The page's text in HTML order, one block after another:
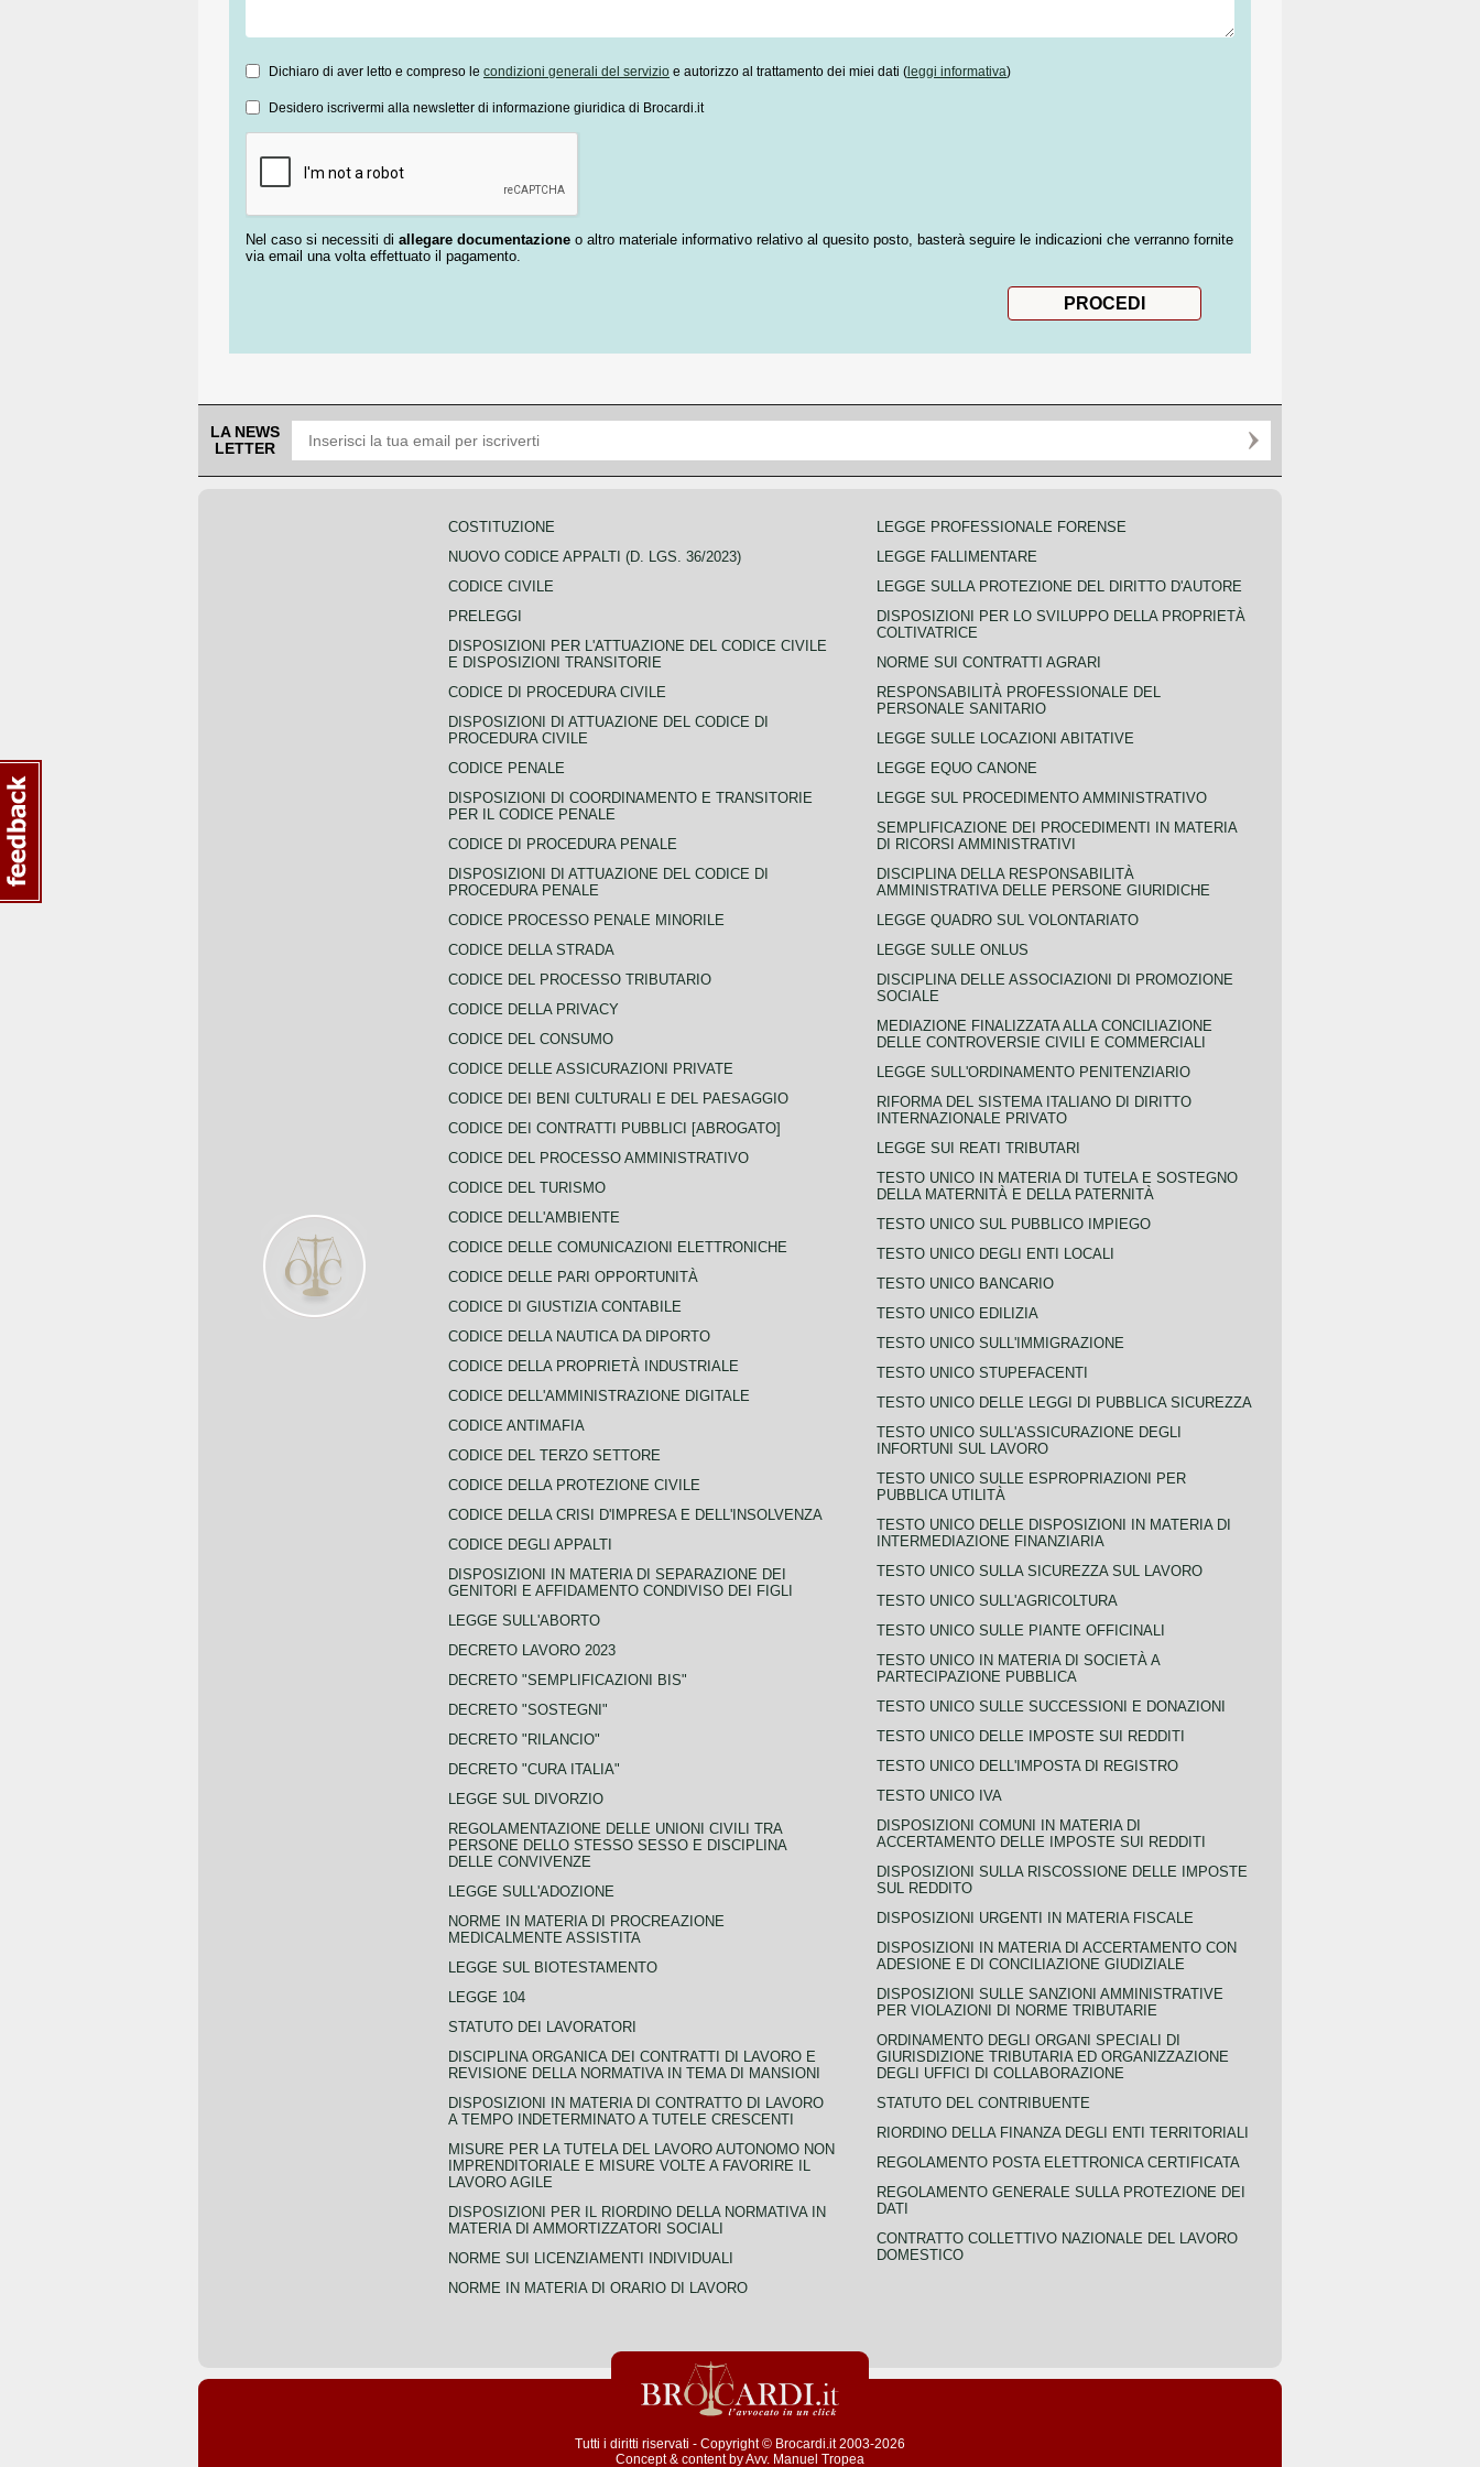
Dichiaro di aver letto e compreso le condizioni generali del servizio e autorizzo al trattamento dei miei dati ( leggi informativa)
Desidero iscrivermi alla newsletter di informazione giuridica di Brocardi.it
Nel caso si necessiti di allegare documentazione o altro materiale informativo relativo al quesito posto, basterà seguire le indicazioni che verranno fornite
via email una volta effettuato il pagamento.
LA NEWS
LETTER
COSTITUZIONE
NUOVO CODICE APPALTI (D. LGS. 36/2023)
CODICE CIVILE
PRELEGGI
DISPOSIZIONI PER L'ATTUAZIONE DEL CODICE CIVILE
E DISPOSIZIONI TRANSITORIE
CODICE DI PROCEDURA CIVILE
DISPOSIZIONI DI ATTUAZIONE DEL CODICE DI
PROCEDURA CIVILE
CODICE PENALE
DISPOSIZIONI DI COORDINAMENTO E TRANSITORIE
PER IL CODICE PENALE
CODICE DI PROCEDURA PENALE
DISPOSIZIONI DI ATTUAZIONE DEL CODICE DI
PROCEDURA PENALE
CODICE PROCESSO PENALE MINORILE
CODICE DELLA STRADA
CODICE DEL PROCESSO TRIBUTARIO
CODICE DELLA PRIVACY
CODICE DEL CONSUMO
CODICE DELLE ASSICURAZIONI PRIVATE
CODICE DEI BENI CULTURALI E DEL PAESAGGIO
CODICE DEI CONTRATTI PUBBLICI [ABROGATO]
CODICE DEL PROCESSO AMMINISTRATIVO
CODICE DEL TURISMO
CODICE DELL'AMBIENTE
CODICE DELLE COMUNICAZIONI ELETTRONICHE
CODICE DELLE PARI OPPORTUNITÀ
CODICE DI GIUSTIZIA CONTABILE
CODICE DELLA NAUTICA DA DIPORTO
CODICE DELLA PROPRIETÀ INDUSTRIALE
CODICE DELL'AMMINISTRAZIONE DIGITALE
CODICE ANTIMAFIA
CODICE DEL TERZO SETTORE
CODICE DELLA PROTEZIONE CIVILE
CODICE DELLA CRISI D'IMPRESA E DELL'INSOLVENZA
CODICE DEGLI APPALTI
DISPOSIZIONI IN MATERIA DI SEPARAZIONE DEI
GENITORI E AFFIDAMENTO CONDIVISO DEI FIGLI
LEGGE SULL'ABORTO
DECRETO LAVORO 2023
DECRETO "SEMPLIFICAZIONI BIS"
DECRETO "SOSTEGNI"
DECRETO "RILANCIO"
DECRETO "CURA ITALIA"
LEGGE SUL DIVORZIO
REGOLAMENTAZIONE DELLE UNIONI CIVILI TRA
PERSONE DELLO STESSO SESSO E DISCIPLINA
DELLE CONVIVENZE
LEGGE SULL'ADOZIONE
NORME IN MATERIA DI PROCREAZIONE
MEDICALMENTE ASSISTITA
LEGGE SUL BIOTESTAMENTO
LEGGE 104
STATUTO DEI LAVORATORI
DISCIPLINA ORGANICA DEI CONTRATTI DI LAVORO E
REVISIONE DELLA NORMATIVA IN TEMA DI MANSIONI
DISPOSIZIONI IN MATERIA DI CONTRATTO DI LAVORO
A TEMPO INDETERMINATO A TUTELE CRESCENTI
MISURE PER LA TUTELA DEL LAVORO AUTONOMO NON
IMPRENDITORIALE E MISURE VOLTE A FAVORIRE IL
LAVORO AGILE
DISPOSIZIONI PER IL RIORDINO DELLA NORMATIVA IN
MATERIA DI AMMORTIZZATORI SOCIALI
NORME SUI LICENZIAMENTI INDIVIDUALI
NORME IN MATERIA DI ORARIO DI LAVORO
LEGGE PROFESSIONALE FORENSE
LEGGE FALLIMENTARE
LEGGE SULLA PROTEZIONE DEL DIRITTO D'AUTORE
DISPOSIZIONI PER LO SVILUPPO DELLA PROPRIETÀ
COLTIVATRICE
NORME SUI CONTRATTI AGRARI
RESPONSABILITÀ PROFESSIONALE DEL
PERSONALE SANITARIO
LEGGE SULLE LOCAZIONI ABITATIVE
LEGGE EQUO CANONE
LEGGE SUL PROCEDIMENTO AMMINISTRATIVO
SEMPLIFICAZIONE DEI PROCEDIMENTI IN MATERIA
DI RICORSI AMMINISTRATIVI
DISCIPLINA DELLA RESPONSABILITÀ
AMMINISTRATIVA DELLE PERSONE GIURIDICHE
LEGGE QUADRO SUL VOLONTARIATO
LEGGE SULLE ONLUS
DISCIPLINA DELLE ASSOCIAZIONI DI PROMOZIONE
SOCIALE
MEDIAZIONE FINALIZZATA ALLA CONCILIAZIONE
DELLE CONTROVERSIE CIVILI E COMMERCIALI
LEGGE SULL'ORDINAMENTO PENITENZIARIO
RIFORMA DEL SISTEMA ITALIANO DI DIRITTO
INTERNAZIONALE PRIVATO
LEGGE SUI REATI TRIBUTARI
TESTO UNICO IN MATERIA DI TUTELA E SOSTEGNO
DELLA MATERNITÀ E DELLA PATERNITÀ
TESTO UNICO SUL PUBBLICO IMPIEGO
TESTO UNICO DEGLI ENTI LOCALI
TESTO UNICO BANCARIO
TESTO UNICO EDILIZIA
TESTO UNICO SULL'IMMIGRAZIONE
TESTO UNICO STUPEFACENTI
TESTO UNICO DELLE LEGGI DI PUBBLICA SICUREZZA
TESTO UNICO SULL'ASSICURAZIONE DEGLI
INFORTUNI SUL LAVORO
TESTO UNICO SULLE ESPROPRIAZIONI PER
PUBBLICA UTILITÀ
TESTO UNICO DELLE DISPOSIZIONI IN MATERIA DI
INTERMEDIAZIONE FINANZIARIA
TESTO UNICO SULLA SICUREZZA SUL LAVORO
TESTO UNICO SULL'AGRICOLTURA
TESTO UNICO SULLE PIANTE OFFICINALI
TESTO UNICO IN MATERIA DI SOCIETÀ A
PARTECIPAZIONE PUBBLICA
TESTO UNICO SULLE SUCCESSIONI E DONAZIONI
TESTO UNICO DELLE IMPOSTE SUI REDDITI
TESTO UNICO DELL'IMPOSTA DI REGISTRO
TESTO UNICO IVA
DISPOSIZIONI COMUNI IN MATERIA DI
ACCERTAMENTO DELLE IMPOSTE SUI REDDITI
DISPOSIZIONI SULLA RISCOSSIONE DELLE IMPOSTE
SUL REDDITO
DISPOSIZIONI URGENTI IN MATERIA FISCALE
DISPOSIZIONI IN MATERIA DI ACCERTAMENTO CON
ADESIONE E DI CONCILIAZIONE GIUDIZIALE
DISPOSIZIONI SULLE SANZIONI AMMINISTRATIVE
PER VIOLAZIONI DI NORME TRIBUTARIE
ORDINAMENTO DEGLI ORGANI SPECIALI DI
GIURISDIZIONE TRIBUTARIA ED ORGANIZZAZIONE
DEGLI UFFICI DI COLLABORAZIONE
STATUTO DEL CONTRIBUENTE
RIORDINO DELLA FINANZA DEGLI ENTI TERRITORIALI
REGOLAMENTO POSTA ELETTRONICA CERTIFICATA
REGOLAMENTO GENERALE SULLA PROTEZIONE DEI
DATI
CONTRATTO COLLETTIVO NAZIONALE DEL LAVORO
DOMESTICO
Tutti i diritti riservati - Copyright © Brocardi.it 2003-2026
Concept & content byAvv. Manuel Tropea